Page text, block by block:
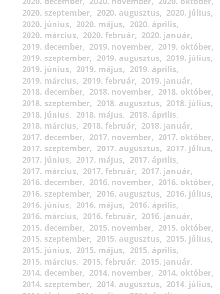
2020. szeptember
2020. augusztus
2020. július
2020. június
2020. május
2020. április
2020. március
2020. február
2020. január
2019. december
2019. november
2019. október
2019. szeptember
2019. augusztus
2019. július
2019. június
2019. május
2019. április
2019. március
2019. február
2019. január
2018. december
2018. november
2018. október
2018. szeptember
2018. augusztus
2018. július
2018. június
2018. május
2018. április
2018. március
2018. február
2018. január
2017. december
2017. november
2017. október
2017. szeptember
2017. augusztus
2017. július
2017. június
2017. május
2017. április
2017. március
2017. február
2017. január
2016. december
2016. november
2016. október
2016. szeptember
2016. augusztus
2016. július
2016. június
2016. május
2016. április
2016. március
2016. február
2016. január
2015. december
2015. november
2015. október
2015. szeptember
2015. augusztus
2015. július
2015. június
2015. május
2015. április
2015. március
2015. február
2015. január
2014. december
2014. november
2014. október
2014. szeptember
2014. augusztus
2014. július